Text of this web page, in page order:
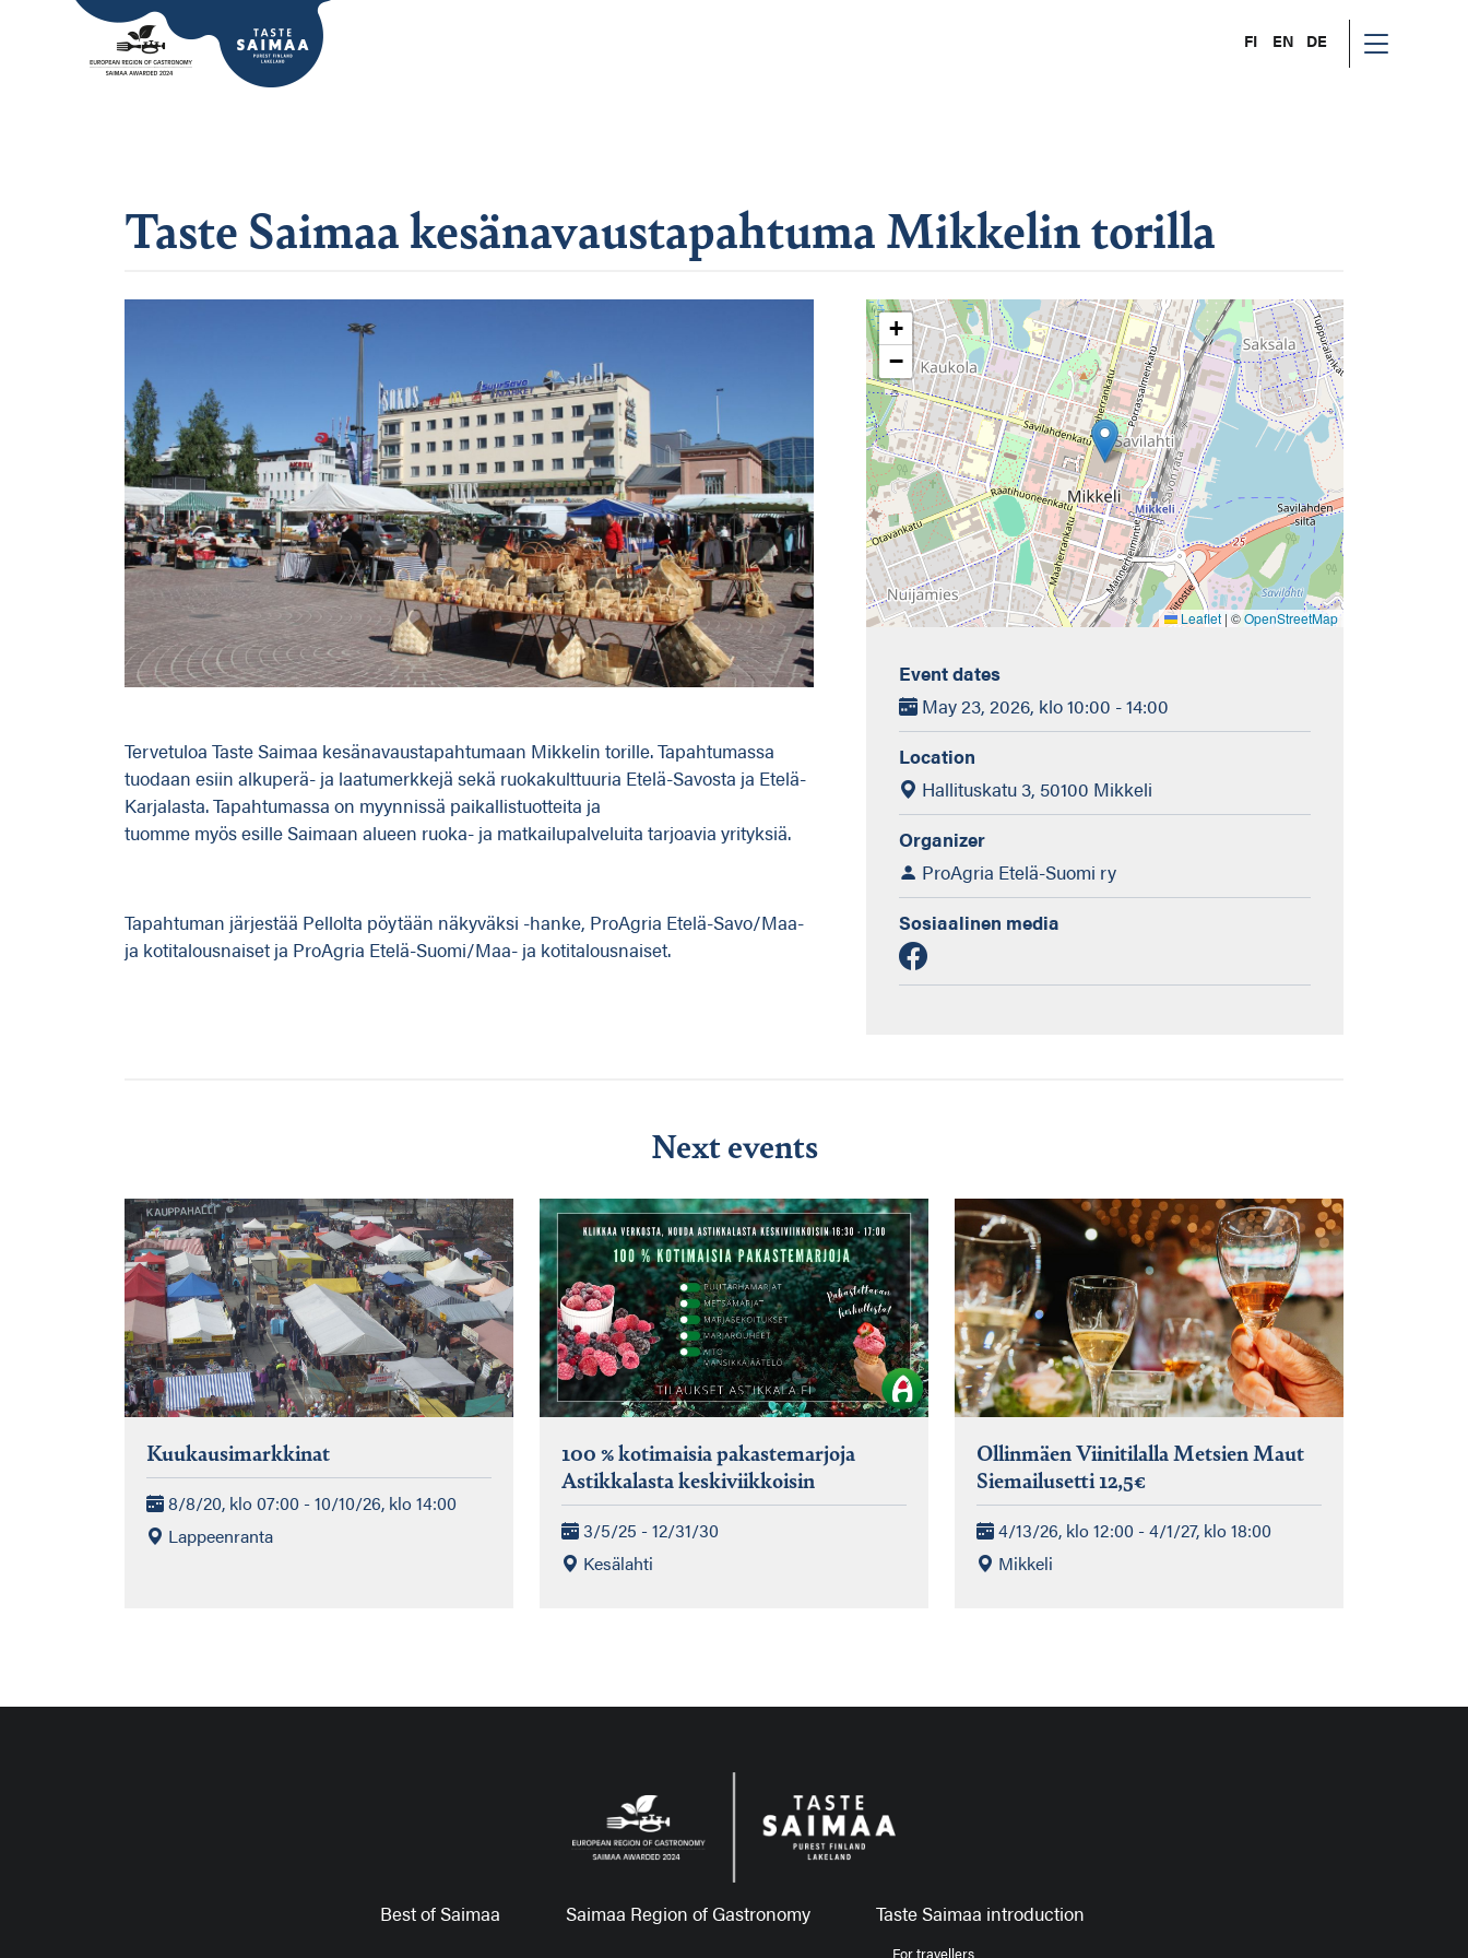
FI EN DE
Taste Saimaa kesänavaustapahtuma Mikkelin torilla
Tervetuloa Taste Saimaa kesänavaustapahtumaan Mikkelin torille. Tapahtumassa
tuodaan esiin alkuperä- ja laatumerkkejä sekä ruokakulttuuria Etelä-Savosta ja Etelä-
Karjalasta. Tapahtumassa on myynnissä paikallistuotteita ja
tuomme myös esille Saimaan alueen ruoka- ja matkailupalveluita tarjoavia yrityksiä.
Tapahtuman järjestää Pellolta pöytään näkyväksi -hanke, ProAgria Etelä-Savo/Maa-
ja kotitalousnaiset ja ProAgria Etelä-Suomi/Maa- ja kotitalousnaiset.
+
−
Leaflet | ©OpenStreetMap
Event dates
May 23, 2026, klo 10:00 - 14:00
Location
Hallituskatu 3, 50100 Mikkeli
Organizer
ProAgria Etelä-Suomi ry
Sosiaalinen media
Next events
Kuukausimarkkinat
8/8/20, klo 07:00 - 10/10/26, klo 14:00
Lappeenranta
100 % kotimaisia pakastemarjoja
Astikkalasta keskiviikkoisin
3/5/25 - 12/31/30
Kesälahti
Ollinmäen Viinitilalla Metsien Maut
Siemailusetti 12,5€
4/13/26, klo 12:00 - 4/1/27, klo 18:00
Mikkeli
Best of Saimaa Saimaa Region of Gastronomy Taste Saimaa introduction
For travellers